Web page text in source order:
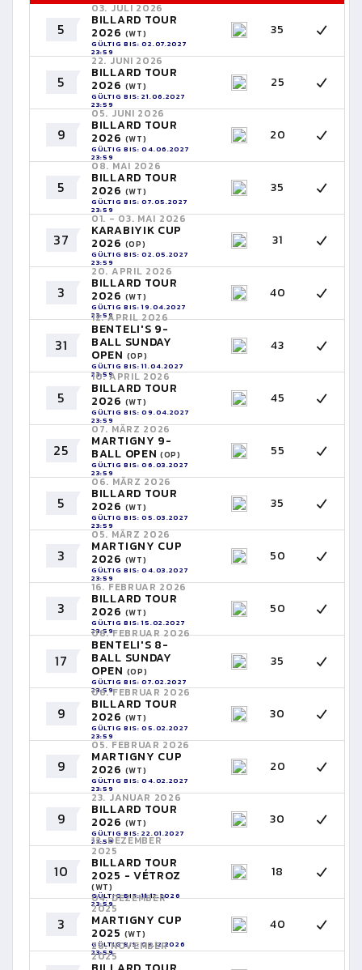
5
03. JULI 2026
BILLARD TOUR
2026 (WT)
GÜLTIG BIS: 02.07.2027
23:59
35
5
22. JUNI 2026
BILLARD TOUR
2026 (WT)
GÜLTIG BIS: 21.06.2027
23:59
25
9
05. JUNI 2026
BILLARD TOUR
2026 (WT)
GÜLTIG BIS: 04.06.2027
23:59
20
5
08. MAI 2026
BILLARD TOUR
2026 (WT)
GÜLTIG BIS: 07.05.2027
23:59
35
37
01. - 03. MAI 2026
KARABIYIK CUP
2026 (OP)
GÜLTIG BIS: 02.05.2027
23:59
31
3
20. APRIL 2026
BILLARD TOUR
2026 (WT)
GÜLTIG BIS: 19.04.2027
23:59
40
31
12. APRIL 2026
BENTELI'S 9-
BALL SUNDAY
OPEN (OP)
GÜLTIG BIS: 11.04.2027
23:59
43
5
10. APRIL 2026
BILLARD TOUR
2026 (WT)
GÜLTIG BIS: 09.04.2027
23:59
45
25
07. MÄRZ 2026
MARTIGNY 9-
BALL OPEN (OP)
GÜLTIG BIS: 06.03.2027
23:59
55
5
06. MÄRZ 2026
BILLARD TOUR
2026 (WT)
GÜLTIG BIS: 05.03.2027
23:59
35
3
05. MÄRZ 2026
MARTIGNY CUP
2026 (WT)
GÜLTIG BIS: 04.03.2027
23:59
50
3
16. FEBRUAR 2026
BILLARD TOUR
2026 (WT)
GÜLTIG BIS: 15.02.2027
23:59
50
17
08. FEBRUAR 2026
BENTELI'S 8-
BALL SUNDAY
OPEN (OP)
GÜLTIG BIS: 07.02.2027
23:59
35
9
06. FEBRUAR 2026
BILLARD TOUR
2026 (WT)
GÜLTIG BIS: 05.02.2027
23:59
30
9
05. FEBRUAR 2026
MARTIGNY CUP
2026 (WT)
GÜLTIG BIS: 04.02.2027
23:59
20
9
23. JANUAR 2026
BILLARD TOUR
2026 (WT)
GÜLTIG BIS: 22.01.2027
23:59
30
10
12. DEZEMBER
2025
BILLARD TOUR
2025 - VÉTROZ
(WT)
GÜLTIG BIS: 11.12.2026
23:59
18
3
04. DEZEMBER
2025
MARTIGNY CUP
2025 (WT)
GÜLTIG BIS: 03.12.2026
23:59
40
28. NOVEMBER
2025